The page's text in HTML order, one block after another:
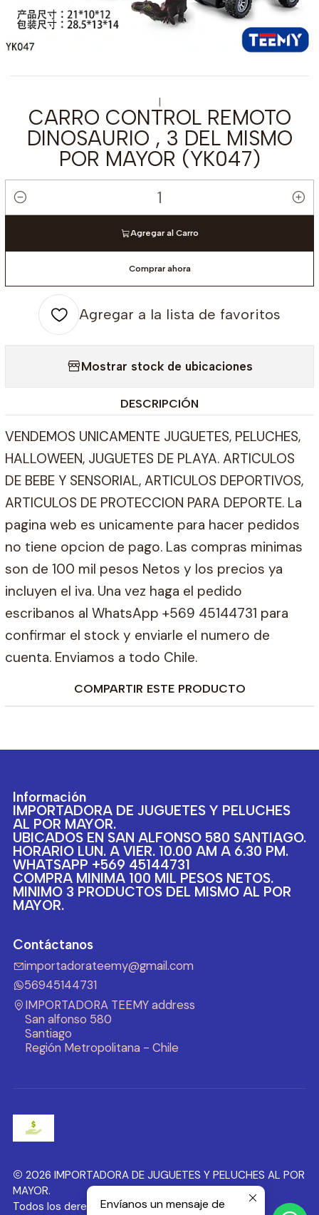
|
CARRO CONTROL REMOTO
DINOSAURIO , 3 DEL MISMO
POR MAYOR (YK047)
Cantidad
Agregar al Carro
Comprar ahora
Agregar a la lista de favoritos
Mostrar stock de ubicaciones
DESCRIPCIÓN
VENDEMOS UNICAMENTE JUGUETES, PELUCHES,
HALLOWEEN, JUGUETES DE PLAYA. ARTICULOS
DE BEBE Y SENSORIAL, ARTICULOS DEPORTIVOS,
ARTICULOS DE PROTECCION PARA DEPORTE. La
pagina web es unicamente para hacer pedidos
no tiene opcion de pago. Las compras minimas
son de 100 mil pesos Netos y los precios ya
incluyen el iva. Una vez haga el pedido
escribanos al WhatsApp +569 45144731 para
confirmar el stock y enviarle el numero de
cuenta. Enviamos a todo Chile.
COMPARTIR ESTE PRODUCTO
Información
IMPORTADORA DE JUGUETES Y PELUCHES
AL POR MAYOR.
UBICADOS EN SAN ALFONSO 580 SANTIAGO.
HORARIO LUN. A VIER. 10.00 AM A 6.30 PM.
WHATSAPP +569 45144731
COMPRA MINIMA 100 MIL PESOS NETOS.
MINIMO 3 PRODUCTOS DEL MISMO AL POR
MAYOR.
Contáctanos
importadorateemy@gmail.com
56945144731
IMPORTADORA TEEMY address
San alfonso 580
Santiago
Región Metropolitana - Chile
2026 IMPORTADORA DE JUGUETES Y PELUCHES AL POR
MAYOR.
Todos los derechos reservados.Desarrollado por
Envíanos un mensaje de